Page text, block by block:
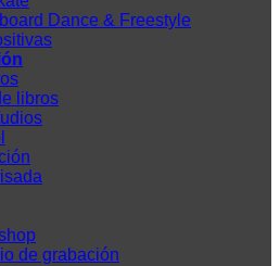
Dance & Freestyle
libros
de grabación